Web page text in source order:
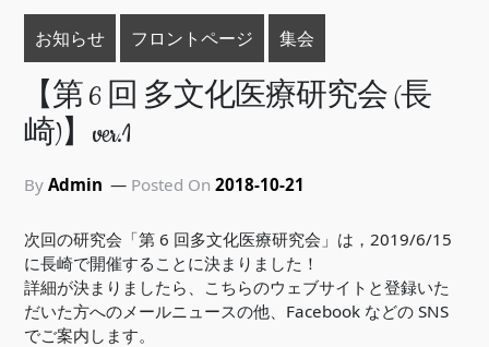
お知らせ フロントページ 集会
【第 6 回 多文化医療研究会 (長
崎)】ver.1
By Admin Posted On 2018-10-21
次回の研究会「第 6 回多文化医療研究会」は，2019/6/15
に長崎で開催することに決まりました！
詳細が決まりましたら、こちらのウェブサイトと登録いた
だいた方へのメールニュースの他、Facebook などの SNS
でご案内します。